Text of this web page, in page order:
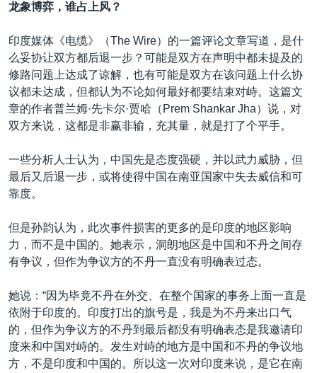
龙象博弈，谁占上风？
印度媒体《电缆》（The Wire）的一篇评论文章写道，是什
么妥协让双方都后退一步？可能是双方在声明中都未提及的
修路问题上达成了谅解，也有可能是双方在该问题上什么协
议都未达成，但都认为不论如何最好都要结束对峙。这篇文
章的作者普兰姆·先卡尔·贾哈（Prem Shankar Jha）说，对
双方来说，这都是非赢非输，充其量，就是打了个平手。
一些分析人士认为，中国先是态度强硬，并以武力威胁，但
最后又后退一步，或将使得中国在南亚国家中失去威信和可
靠度。
但是孙韵认为，此次事件损害的更多的是印度的地区影响
力，而不是中国的。她表示，洞朗地区是中国和不丹之间存
有争议，但作为争议方的不丹一直没有明确表过态。
她说：“因为毕竟不丹在外交、在整个国家的事务上面一直是
依附于印度的。印度打出的旗号是，我是为不丹来出口气
的，但作为争议方的不丹到最后都没有明确表态是我邀请印
度来和中国对峙的。发生对峙的地方是中国和不丹的争议地
方，不是印度和中国的。所以这一次对印度来说，是它在南